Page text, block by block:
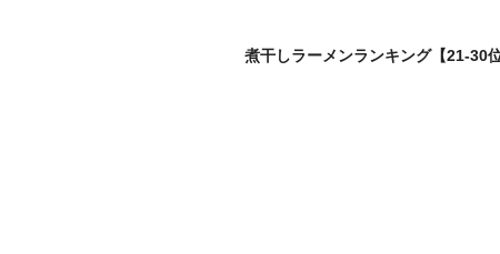
煮干しラーメンランキング【21-30位